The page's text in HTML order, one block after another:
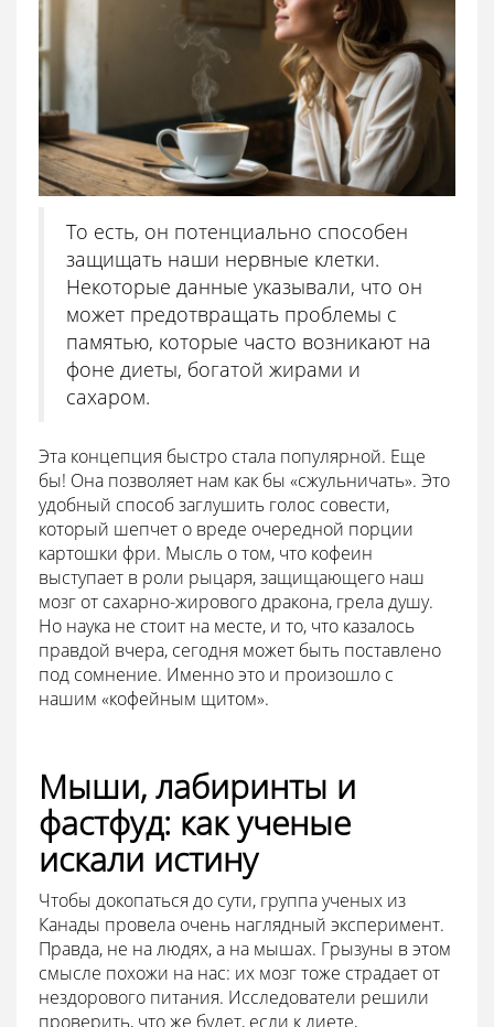
То есть, он потенциально способен
защищать наши нервные клетки.
Некоторые данные указывали, что он
может предотвращать проблемы с
памятью, которые часто возникают на
фоне диеты, богатой жирами и
сахаром.
Эта концепция быстро стала популярной. Еще
бы! Она позволяет нам как бы «сжульничать». Это
удобный способ заглушить голос совести,
который шепчет о вреде очередной порции
картошки фри. Мысль о том, что кофеин
выступает в роли рыцаря, защищающего наш
мозг от сахарно-жирового дракона, грела душу.
Но наука не стоит на месте, и то, что казалось
правдой вчера, сегодня может быть поставлено
под сомнение. Именно это и произошло с
нашим «кофейным щитом».
Мыши, лабиринты и
фастфуд: как ученые
искали истину
Чтобы докопаться до сути, группа ученых из
Канады провела очень наглядный эксперимент.
Правда, не на людях, а на мышах. Грызуны в этом
смысле похожи на нас: их мозг тоже страдает от
нездорового питания. Исследователи решили
проверить, что же будет, если к диете,